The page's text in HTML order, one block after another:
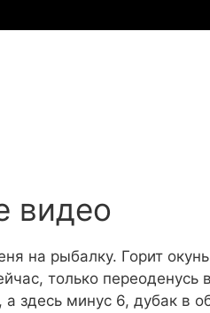
видео
на рыбалку. Горит
только переоденусь
а здесь минус 6, дубак в